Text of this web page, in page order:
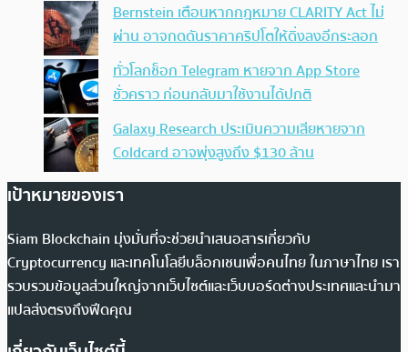
Bernstein เตือนหากกฎหมาย CLARITY Act ไม่
ผ่าน อาจกดดันราคาคริปโตให้ดิ่งลงอีกระลอก
ทั่วโลกช็อก Telegram หายจาก App Store
ชั่วคราว ก่อนกลับมาใช้งานได้ปกติ
Galaxy Research ประเมินความเสียหายจาก
Coldcard อาจพุ่งสูงถึง $130 ล้าน
เป้าหมายของเรา
Siam Blockchain มุ่งมั่นที่จะช่วยนำเสนอสารเกี่ยวกับ
Cryptocurrency และเทคโนโลยีบล็อกเชนเพื่อคนไทย ในภาษาไทย เรา
รวบรวมข้อมูลส่วนใหญ่จากเว็บไซต์และเว็บบอร์ดต่างประเทศและนำมา
แปลส่งตรงถึงฟีดคุณ